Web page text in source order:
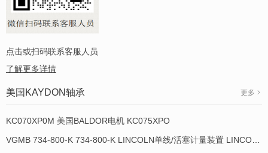
点击或扫码联系客服人员
了解更多详情
美国KAYDON轴承 更多
KC070XP0M 美国BALDOR电机 KC075XPO